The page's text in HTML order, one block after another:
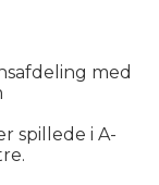
med
spillede i A-